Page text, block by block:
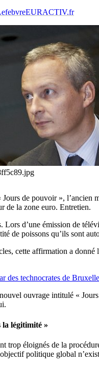
EURACTIV.fr
de pouvoir »,
de la zone euro. Entretien.
Lors d’une émission de
de poissons qu’ils sont
cette affirmation a
des technocrates de
ouvrage intitulé «
la légitimité »
trop éloignés de la
politique global